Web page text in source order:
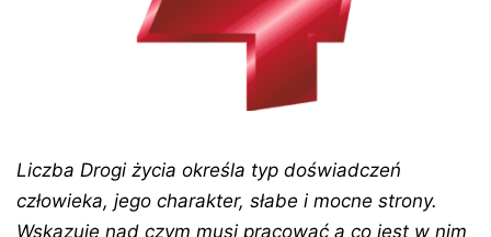
Liczba Drogi życia określa typ doświadczeń
człowieka, jego charakter, słabe i mocne strony.
Wskazuje nad czym musi pracować a co jest w nim